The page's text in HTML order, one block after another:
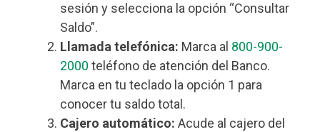
sesión y selecciona la opción “Consultar
Saldo”.
Llamada telefónica: Marca al 800-900-
2000 teléfono de atención del Banco.
Marca en tu teclado la opción 1 para
conocer tu saldo total.
Cajero automático: Acude al cajero del